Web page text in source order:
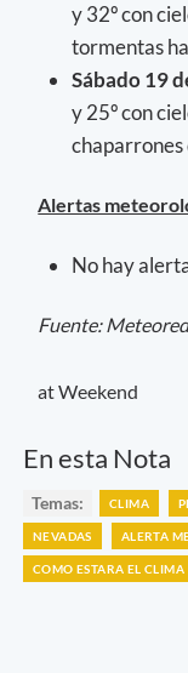
y 32º con
tormentas
Sábado 19
y 25º con
Alertas
No hay
Fuente:
at Weekend
En esta Nota
Temas: CLIMA
NEVADAS ALERTA
COMO ESTARA EL CLIMA